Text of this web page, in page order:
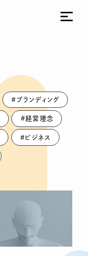
#ブランディング
#経営理念
#ビジネス